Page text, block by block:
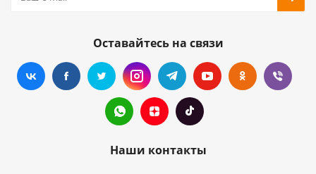
Оставайтесь на связи
Наши контакты